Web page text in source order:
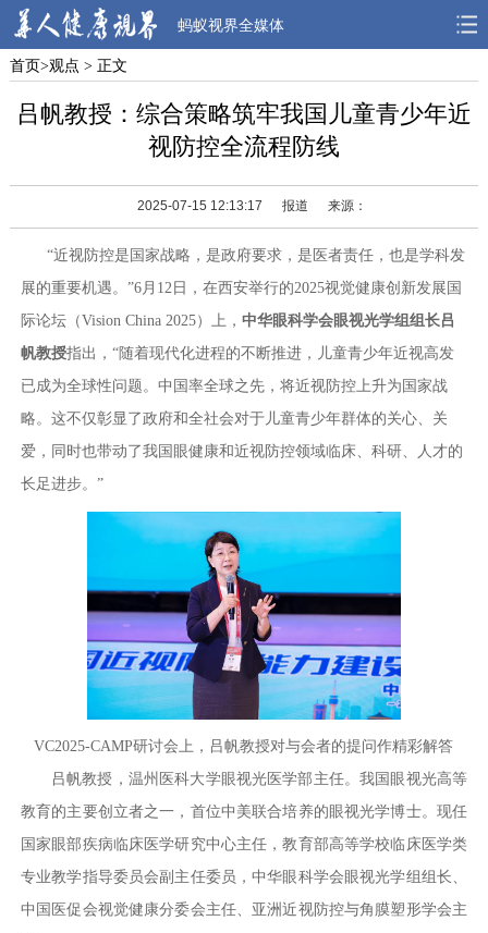
蚂蚁视界全媒体
首页 焦点 观点
风采
观察 解读 健康
首页>观点 > 正文
吕帆教授：综合策略筑牢我国儿童青少年近
视防控全流程防线
2025-07-15 12:13:17 报道 来源：
“近视防控是国家战略，是政府要求，是医者责任，也是学科发
展的重要机遇。”6月12日，在西安举行的2025视觉健康创新发展国
际论坛（Vision China 2025）上， 中华眼科学会眼视光学组组长吕
帆教授指出，“随着现代化进程的不断推进，儿童青少年近视高发
已成为全球性问题。中国率全球之先，将近视防控上升为国家战
略。这不仅彰显了政府和全社会对于儿童青少年群体的关心、关
爱，同时也带动了我国眼健康和近视防控领域临床、科研、人才的
长足进步。”
VC2025-CAMP研讨会上，吕帆教授对与会者的提问作精彩解答
吕帆教授，温州医科大学眼视光医学部主任。我国眼视光高等
教育的主要创立者之一，首位中美联合培养的眼视光学博士。现任
国家眼部疾病临床医学研究中心主任，教育部高等学校临床医学类
专业教学指导委员会副主任委员，中华眼科学会眼视光学组组长、
中国医促会视觉健康分委会主任、亚洲近视防控与角膜塑形学会主